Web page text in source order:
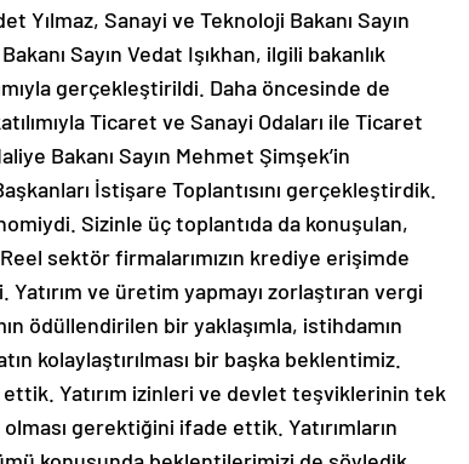
Yılmaz, Sanayi ve Teknoloji Bakanı Sayın
Sayın Vedat Işıkhan, ilgili bakanlık
gerçekleştirildi. Daha öncesinde de
Ticaret ve Sanayi Odaları ile Ticaret
Bakanı Sayın Mehmet Şimşek’in
İstişare Toplantısını gerçekleştirdik.
Sizinle üç toplantıda da konuşulan,
sektör firmalarımızın krediye erişimde
ve üretim yapmayı zorlaştıran vergi
ödüllendirilen bir yaklaşımla, istihdamın
kolaylaştırılması bir başka beklentimiz.
ettik. Yatırım izinleri ve devlet teşviklerinin tek
gerektiğini ifade ettik. Yatırımların